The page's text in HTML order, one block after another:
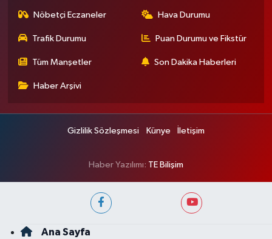
Nöbetçi Eczaneler Hava Durumu
Trafik Durumu Puan Durumu ve Fikstür
Tüm Manşetler Son Dakika Haberleri
Haber Arşivi
Gizlilik Sözleşmesi Künye İletişim
Haber Yazılımı: TE Bilişim
Ana Sayfa